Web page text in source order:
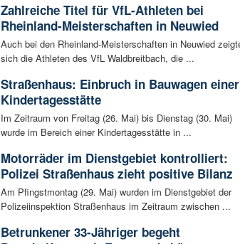
Zahlreiche Titel für VfL-Athleten bei
Rheinland-Meisterschaften in Neuwied
Auch bei den Rheinland-Meisterschaften in Neuwied
sich die Athleten des VfL Waldbreitbach, die ...
Straßenhaus: Einbruch in Bauwagen einer
Kindertagesstätte
Im Zeitraum von Freitag (26. Mai) bis Dienstag (30. Mai)
wurde im Bereich einer Kindertagesstätte in ...
Motorräder im Dienstgebiet kontrolliert:
Polizei Straßenhaus zieht positive Bilanz
Am Pfingstmontag (29. Mai) wurden im Dienstgebiet der
Polizeiinspektion Straßenhaus im Zeitraum zwischen ...
Betrunkener 33-Jähriger begeht